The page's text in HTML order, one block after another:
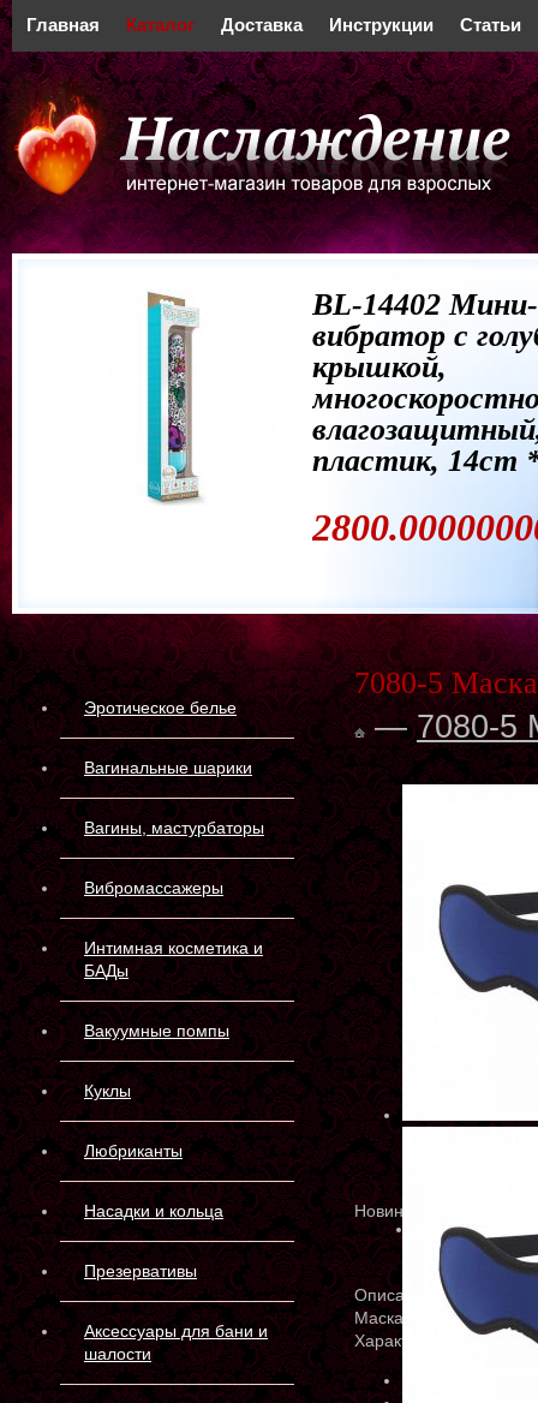
Главная Каталог Доставка Инструкции Статьи
BL-14402 Мини-
вибратор с
крышкой,
пластик, 14cm
Эротическое белье
Вагинальные шарики
Вагины, мастурбаторы
Вибромассажеры
Интимная косметика и
БАДы
Вакуумные помпы
Куклы
Любриканты
Насадки и кольца
Презервативы
Аксессуары для бани и
шалости
7080-5
—7080-5
Новинка
Описание
Маска изготовлена из
Характеристики